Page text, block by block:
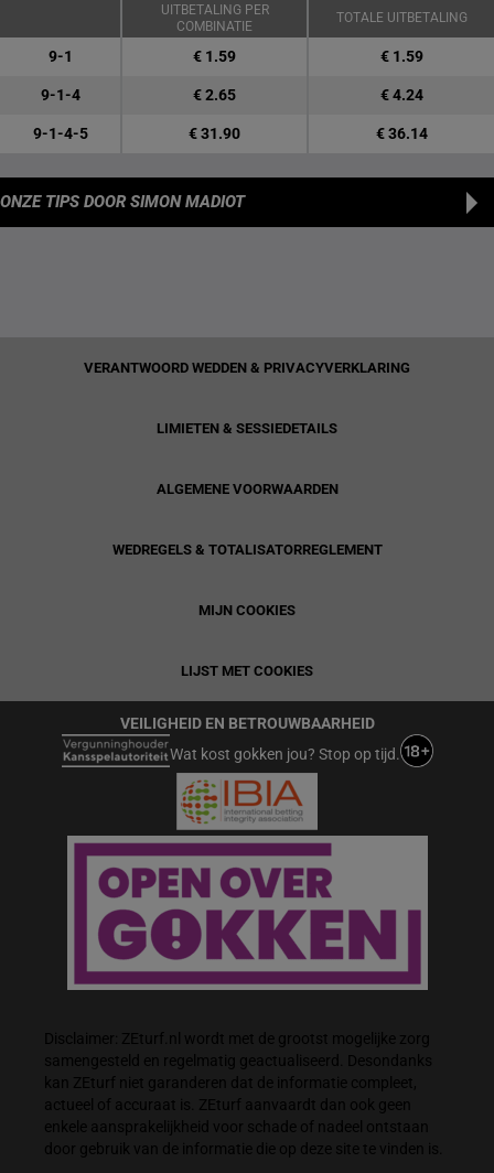
UITBETALING PER
COMBINATIE
TOTALE UITBETALING
9-1 € 1.59 € 1.59
9-1-4 € 2.65 € 4.24
9-1-4-5 € 31.90 € 36.14
ONZE TIPS DOOR SIMON MADIOT
VERANTWOORD WEDDEN & PRIVACYVERKLARING
LIMIETEN & SESSIEDETAILS
ALGEMENE VOORWAARDEN
WEDREGELS & TOTALISATORREGLEMENT
MIJN COOKIES
LIJST MET COOKIES
VEILIGHEID EN BETROUWBAARHEID
Wat kost gokken jou? Stop op tijd.
Disclaimer: ZEturf.nl wordt met de grootst mogelijke zorg
samengesteld en regelmatig geactualiseerd. Desondanks
kan ZEturf niet garanderen dat de informatie compleet,
actueel of accuraat is. ZEturf aanvaardt dan ook geen
enkele aansprakelijkheid voor schade of nadeel ontstaan
door gebruik van de informatie die op deze site te vinden is.